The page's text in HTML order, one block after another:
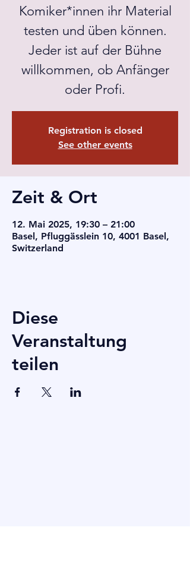
Komiker*innen ihr Material
testen und üben können.
Jeder ist auf der Bühne
willkommen, ob Anfänger
oder Profi.
Registration is closed
See other events
Zeit & Ort
12. Mai 2025, 19:30 – 21:00
Basel, Pfluggässlein 10, 4001 Basel,
Switzerland
Diese
Veranstaltung
teilen